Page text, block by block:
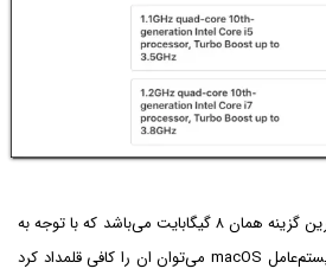
رم: برای اکثریت خریداران بهترین گزینه همان ۸ گیگابایت می‌باشد که با توجه به
مدیریت عالی حافظه رم در سیستم‌عامل macOS می‌توان ان را کافی قلمداد کرد